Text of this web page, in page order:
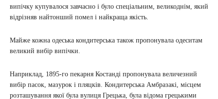
випічку купувалося завчасно і було спеціальним, великоднім, який
відрізняв найтонший помел і найкраща якість.
Майже кожна одеська кондитерська також пропонувала одеситам
великий вибір випічки.
Наприклад, 1895-го пекарня Костанді пропонувала величезний
вибір пасок, мазурок і пляцків. Кондитерська Амбразакі, місцем
розташування якої була вулиця Грецька, була відома грецькими